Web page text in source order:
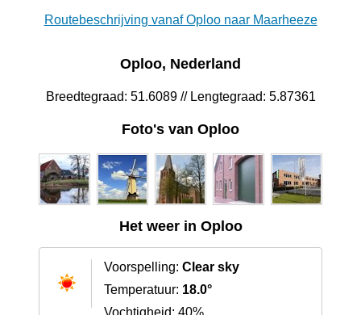
Routebeschrijving vanaf Oploo naar Maarheeze
Oploo, Nederland
Breedtegraad: 51.6089 // Lengtegraad: 5.87361
Foto's van Oploo
Het weer in Oploo
Voorspelling: Clear sky
Temperatuur: 18.0°